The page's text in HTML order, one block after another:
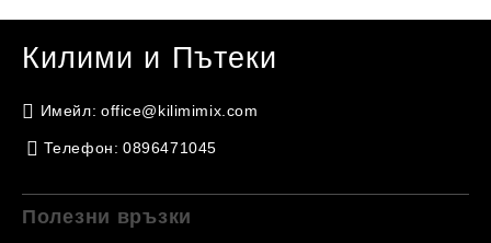
Килими и Пътеки
Имейл: office@kilimimix.com
Телефон: 0896471045
Полезни връзки